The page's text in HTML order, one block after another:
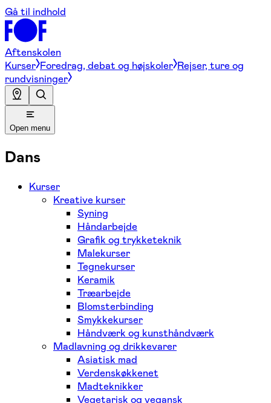
Gå til indhold
Aftenskolen
Kurser Foredrag, debat og højskoler Rejser, ture og
rundvisninger
Open menu
Dans
Kurser
Kreative kurser
Syning
Håndarbejde
Grafik og trykketeknik
Malekurser
Tegnekurser
Keramik
Træarbejde
Blomsterbinding
Smykkekurser
Håndværk og kunsthåndværk
Madlavning og drikkevarer
Asiatisk mad
Verdenskøkkenet
Madteknikker
Vegetarisk og vegansk